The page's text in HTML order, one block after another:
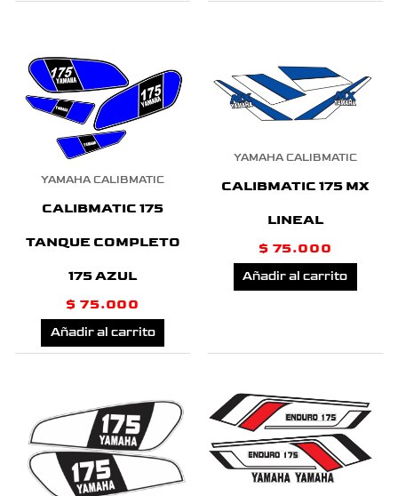
YAMAHA CALIBMATIC
CALIBMATIC 175
TANQUE COMPLETO
175 AZUL
$ 75.000
Añadir al carrito
YAMAHA CALIBMATIC
CALIBMATIC 175 MX
LINEAL
$ 75.000
Añadir al carrito